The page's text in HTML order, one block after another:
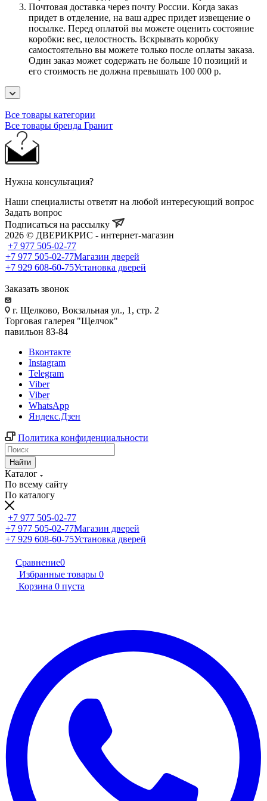
Почтовая доставка через почту России. Когда заказ
придет в отделение, на ваш адрес придет извещение о
посылке. Перед оплатой вы можете оценить состояние
коробки: вес, целостность. Вскрывать коробку
самостоятельно вы можете только после оплаты заказа.
Один заказ может содержать не больше 10 позиций и
его стоимость не должна превышать 100 000 р.
Все товары категории
Все товары бренда Гранит
Нужна консультация?
Наши специалисты ответят на любой интересующий вопрос
Задать вопрос
Подписаться на рассылку
2026 © ДВЕРИКРИС - интернет-магазин
+7 977 505-02-77
+7 977 505-02-77Магазин дверей
+7 929 608-60-75Установка дверей
Заказать звонок
г. Щелково, Вокзальная ул., 1, стр. 2
Торговая галерея "Щелчок"
павильон 83-84
Вконтакте
Instagram
Telegram
Viber
Viber
WhatsApp
Яндекс.Дзен
Политика конфиденциальности
Найти
Каталог
По всему сайту
По каталогу
+7 977 505-02-77
+7 977 505-02-77Магазин дверей
+7 929 608-60-75Установка дверей
Сравнение0
Избранные товары 0
Корзина 0 пуста